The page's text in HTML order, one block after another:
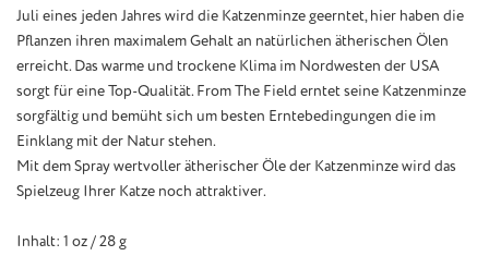
Juli eines jeden Jahres wird die Katzenminze geerntet, hier haben die
Pflanzen ihren maximalem Gehalt an natürlichen ätherischen Ölen
erreicht. Das warme und trockene Klima im Nordwesten der USA
sorgt für eine Top-Qualität. From The Field erntet seine Katzenminze
sorgfältig und bemüht sich um besten Erntebedingungen die im
Einklang mit der Natur stehen.
Mit dem Spray wertvoller ätherischer Öle der Katzenminze wird das
Spielzeug Ihrer Katze noch attraktiver.
Inhalt: 1 oz / 28 g